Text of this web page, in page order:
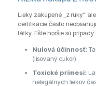
Lieky zakúpené „z ruky“
certifikácie často
látky. Ešte horšie sú
Nulová účinnosť:
(lisovaný cukor).
Toxické prímesi:
nelegálnych liekov